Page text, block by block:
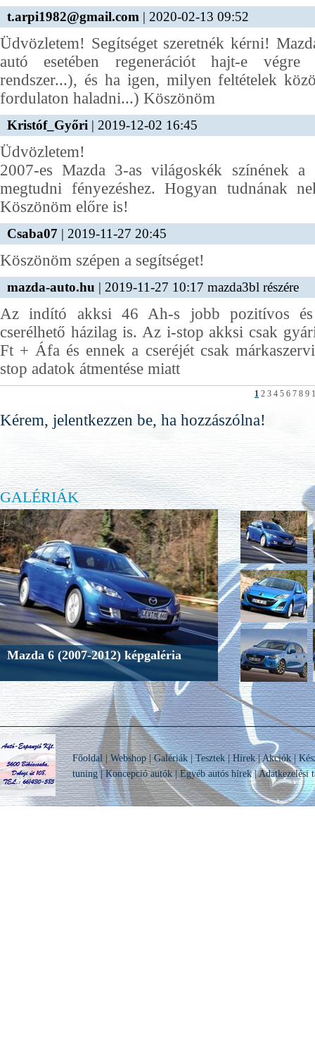
t.arpi1982@gmail.com | 2020-02-13 09:52
Üdvözletem! Segítséget szeretnék kérni!
autó esetében regenerációt hajt-e
rendszer...), és ha igen, milyen feltételek
fordulaton haladni...) Köszönöm
Kristóf_Győri | 2019-12-02 16:45
Üdvözletem!
2007-es Mazda 3-as világoskék színének a
megtudni fényezéshez. Hogyan tudnának
Köszönöm előre is!
Csaba07 | 2019-11-27 20:45
Köszönöm szépen a segítséget!
mazda-auto.hu | 2019-11-27 10:17 mazda3bl részére
Az indító akksi 46 Ah-s jobb pozitívos
cserélhető házilag is. Az i-stop akksi csak
Ft + Áfa és ennek a cseréjét csak
stop adatok átmentése miatt
1 2 3 4 5 6 7 8 9
Kérem, jelentkezzen be, ha hozzászólna!
GALÉRIÁK
Mazda 6 (2007-2012) képgaléria
Főoldal |Webshop|Galériák|Tesztek|Hírek|Akciók|
tuning|Koncepció autók| Egyéb autós hírek|Adatkezelési